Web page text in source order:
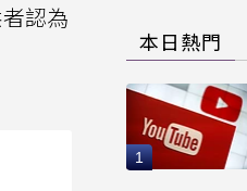
認為
本日熱門